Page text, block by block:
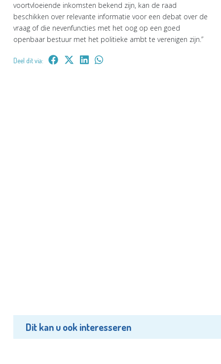
voortvloeiende inkomsten bekend zijn, kan de raad
beschikken over relevante informatie voor een debat over de
vraag of die nevenfuncties met het oog op een goed
openbaar bestuur met het politieke ambt te verenigen zijn.”
Deel dit via:
Dit kan u ook interesseren